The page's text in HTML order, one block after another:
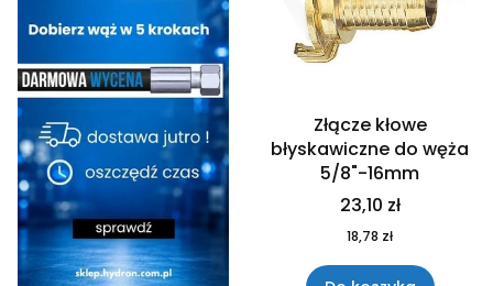
Złącze kłowe
błyskawiczne do węża
5/8"-16mm
23,10 zł
18,78 zł